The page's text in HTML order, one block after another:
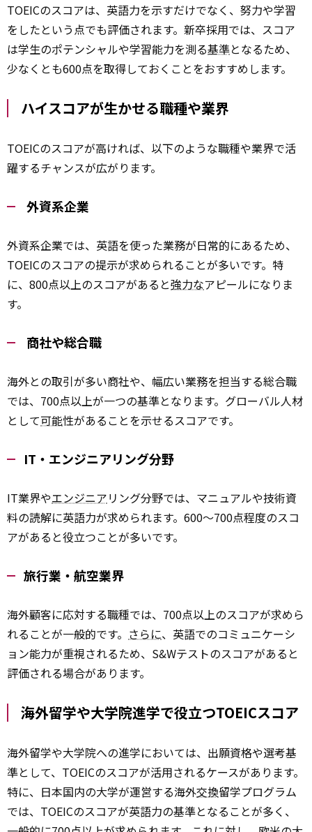
TOEICのスコアは、英語力を示すだけでなく、努力や学習
をしたという点でも評価されます。新卒採用では、スコア
は学生のポテンシャルや学習能力を測る基準となるため、
少なくとも600点を取得しておくことをおすすめします。
ハイスコアが生かせる職種や業界
TOEICのスコアが高ければ、以下のような職種や業界で活
躍するチャンスが広がります。
外資系企業
外資系企業では、英語を使った業務が日常的にあるため、
TOEICのスコアの提示が求められることが多いです。特
に、800点以上のスコアがあると強力なアピールになりま
す。
商社や総合職
海外との取引が多い商社や、幅広い業務を担当する総合職
では、700点以上が一つの基準となります。グローバル人材
として可能性があることを示せるスコアです。
IT・エンジニアリング分野
IT業界やエンジニアリング分野では、マニュアルや技術資
料の読解に英語力が求められます。600～700点程度のスコ
アがあると役立つことが多いです。
旅行業・航空業界
海外顧客に応対する職種では、700点以上のスコアが求めら
れることが一般的です。 さらに、英語でのコミュニケーシ
ョン能力が重視されるため、S&Wテストのスコアがあると
評価される場合があります。
海外留学や大学院進学で役立つTOEICスコア
海外留学や大学院への進学においては、出願資格や選考基
準として、TOEICのスコアが活用されるケースがあります。
特に、日本国内の大学が運営する海外交換留学プログラム
では、TOEICのスコアが英語力の基準となることが多く、